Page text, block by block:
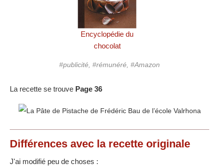
Encyclopédie du
chocolat
#publicité, #rémunéré, #Amazon
La recette se trouve Page 36
Différences avec la recette originale
J'ai modifié peu de choses :